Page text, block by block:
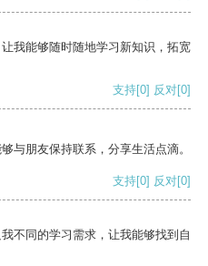
我能够随时随地学习新知识，拓宽
支持[0] 反对[0]
与朋友保持联系，分享生活点滴。
支持[0] 反对[0]
不同的学习需求，让我能够找到自